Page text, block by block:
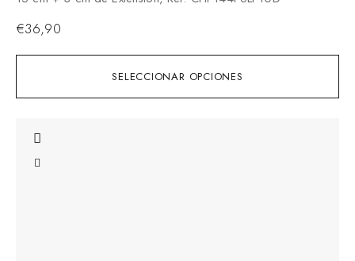
SELECCIONAR OPCIONES
€36,90